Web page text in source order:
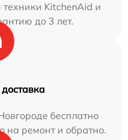
KitchenAid и
до 3 лет.
бесплатно
на ремонт и обратно.